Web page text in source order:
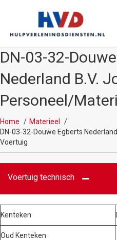
DN-03-32-
Nederland B.V.
Personeel/
Home
Materieel
DN-03-32-Douwe Egberts
Voertuig
Voertuig technisch
Kenteken
Oud Kenteken